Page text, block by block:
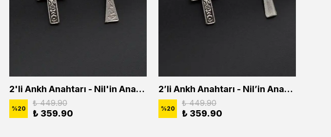
2'li Ankh Anahtarı - Nil'in Anahtarı Erkek Kadın Kolye Seti
%20
₺ 449.90
₺ 359.90
2’li Ankh Anahtarı - Nil’in Anahtarı Erkek Kadın Kolye Seti
%20
₺ 449.90
₺ 359.90